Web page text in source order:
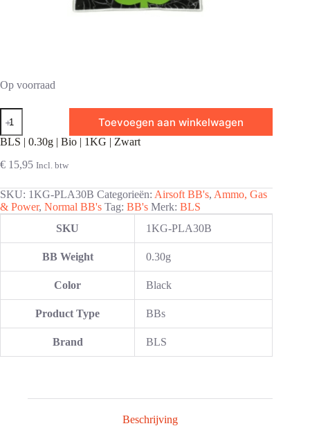
Op voorraad
BLS
0.30g
|
Bio
|
Zwart
Toevoegen aan winkelwagen
BLS | 0.30g | Bio | 1KG | Zwart
€ 15,95 Incl. btw
SKU: 1KG-PLA30B Categorieën: Airsoft BB's, Ammo, Gas
& Power, Normal BB's Tag: BB's Merk: BLS
SKU
1KG-PLA30B
BB Weight 0.30g
Color Black
Product Type BBs
Brand BLS
Beschrijving